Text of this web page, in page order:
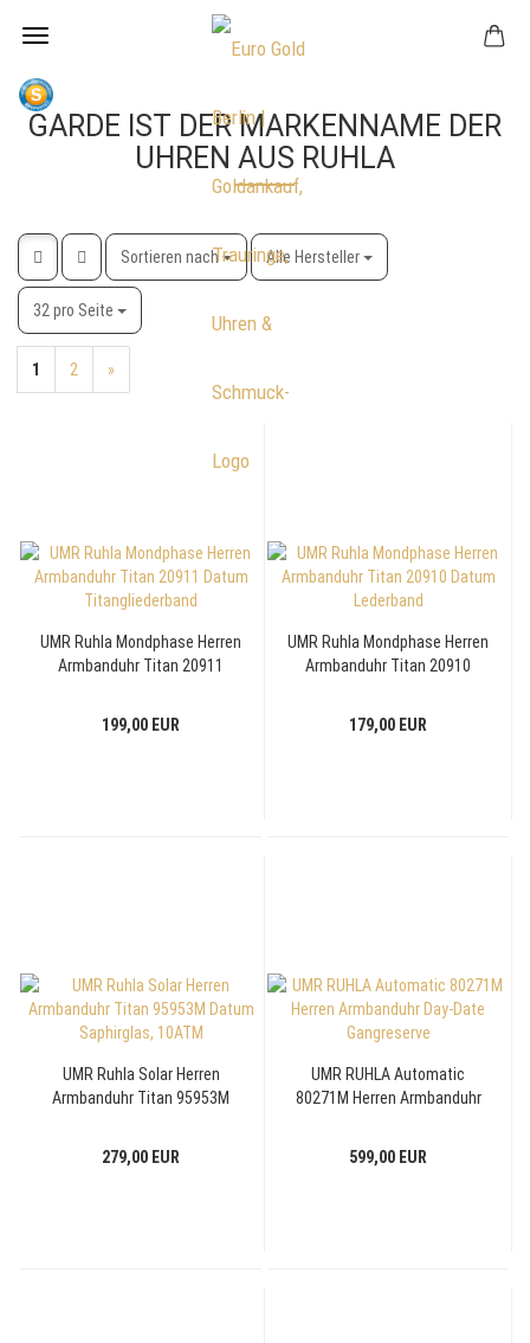
GARDE IST DER MARKENNAME DER
UHREN AUS RUHLA
Sortieren nach
Sortieren nach Alle Hersteller
pro Seite
32 pro Seite
pro Seite
1 2 »
UMR Ruhla Mondphase Herren
Armbanduhr Titan 20911
199,00 EUR
UMR Ruhla Mondphase Herren
Armbanduhr Titan 20910
179,00 EUR
UMR Ruhla Solar Herren
Armbanduhr Titan 95953M
279,00 EUR
UMR RUHLA Automatic
80271M Herren Armbanduhr
599,00 EUR